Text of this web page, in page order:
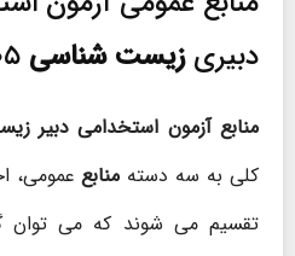
دبیریزیست شناسی
منابع آزمون استخدامی دبیر
کلی به سه دسته منابع
تقسیم می شوند که می توان